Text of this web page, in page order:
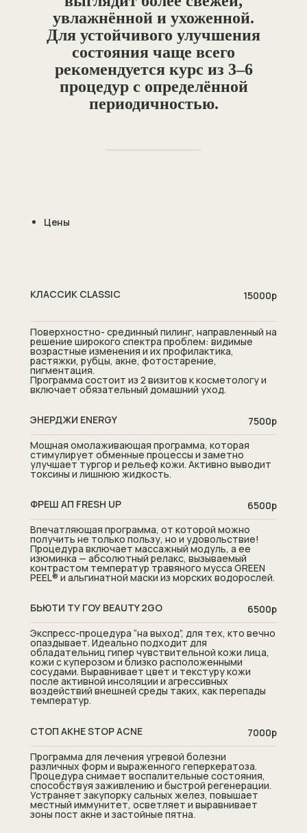
увлажнённой и ухоженной.
Для устойчивого улучшения
состояния чаще всего
рекомендуется курс из 3–6
процедур с определённой
периодичностью.
Цены
КЛАССИК CLASSIC 15000р
Поверхностно- срединный пилинг, направленный на
решение широкого спектра проблем: видимые
возрастные изменения и их профилактика,
растяжки, рубцы, акне, фотостарение,
пигментация.
Программа состоит из 2 визитов к косметологу и
включает обязательный домашний уход.
ЭНЕРДЖИ ENERGY
7500р
Мощная омолаживающая программа, которая
стимулирует обменные процессы и заметно
улучшает тургор и рельеф кожи. Активно выводит
токсины и лишнюю жидкость.
ФРЕШ АП FRESH UP
6500р
Впечатляющая программа, от которой можно
получить не только пользу, но и удовольствие!
Процедура включает массажный модуль, а ее
изюминка — абсолютный релакс, вызываемый
контрастом температур травяного мусса GREEN
PEEL® и альгинатной маски из морских водорослей.
БЬЮТИ ТУ ГОУ BEAUTY 2GO
6500р
Экспресс-процедура “на выход”, для тех, кто вечно
опаздывает. Идеально подходит для
обладательниц гипер чувствительной кожи лица,
кожи с куперозом и близко расположенными
сосудами. Выравнивает цвет и текстуру кожи
после активной инсоляции и агрессивных
воздействий внешней среды таких, как перепады
температур.
СТОП АКНЕ STOP ACNE
7000р
Программа для лечения угревой болезни
различных форм и выраженного геперкератоза.
Процедура снимает воспалительные состояния,
способствуя заживлению и быстрой регенерации.
Устраняет закупорку сальных желез, повышает
местный иммунитет, осветляет и выравнивает
зоны пост акне и застойные пятна.